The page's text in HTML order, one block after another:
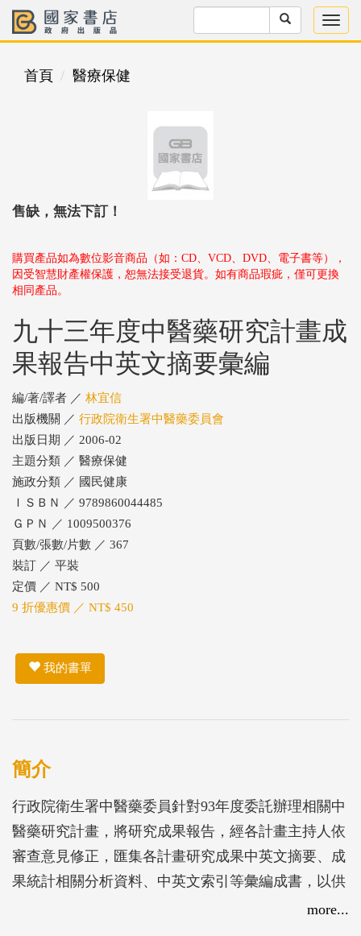
首頁 醫療保健
售缺，無法下訂！
購買產品如為數位影音商品（如：CD、VCD、DVD、電子書等），
因受智慧財產權保護，恕無法接受退貨。如有商品瑕疵，僅可更換
相同產品。
九十三年度中醫藥研究計畫成
果報告中英文摘要彙編
編/著/譯者 ／ 林宜信
出版機關 ／ 行政院衛生署中醫藥委員會
出版日期 ／ 2006-02
主題分類 ／ 醫療保健
施政分類 ／ 國民健康
ＩＳＢＮ ／ 9789860044485
ＧＰＮ ／ 1009500376
頁數/張數/片數 ／ 367
裝訂 ／ 平裝
定價 ／ NT$ 500
9 折優惠價 ／ NT$ 450
我的書單
簡介
行政院衛生署中醫藥委員針對93年度委託辦理相關中
醫藥研究計畫，將研究成果報告，經各計畫主持人依
審查意見修正，匯集各計畫研究成果中英文摘要、成
果統計相關分析資料、中英文索引等彙編成書，以供
more...